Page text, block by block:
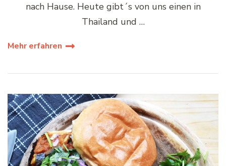
nach Hause. Heute gibt´s von uns einen in
Thailand und …
Mehr erfahren